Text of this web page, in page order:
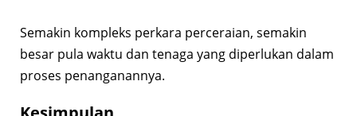
Semakin kompleks perkara perceraian, semakin
besar pula waktu dan tenaga yang diperlukan dalam
proses penanganannya.